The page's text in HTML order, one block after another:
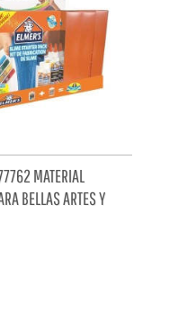
MATERIAL
BELLAS ARTES Y